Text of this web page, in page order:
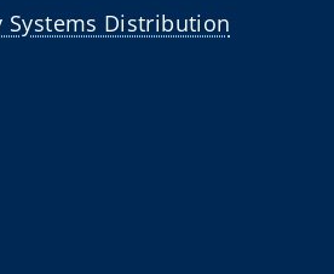
Systems Distribution